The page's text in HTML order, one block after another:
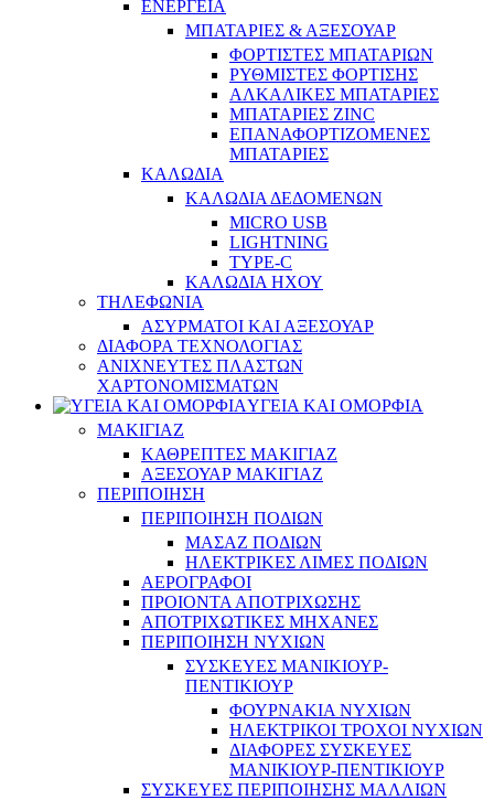
ΕΝΕΡΓΕΙΑ
ΜΠΑΤΑΡΙΕΣ & ΑΞΕΣΟΥΑΡ
ΦΟΡΤΙΣΤΕΣ ΜΠΑΤΑΡΙΩΝ
ΡΥΘΜΙΣΤΕΣ ΦΟΡΤΙΣΗΣ
ΑΛΚΑΛΙΚΕΣ ΜΠΑΤΑΡΙΕΣ
ΜΠΑΤΑΡΙΕΣ ZINC
ΕΠΑΝΑΦΟΡΤΙΖΟΜΕΝΕΣ
ΜΠΑΤΑΡΙΕΣ
ΚΑΛΩΔΙΑ
ΚΑΛΩΔΙΑ ΔΕΔΟΜΕΝΩΝ
MICRO USB
LIGHTNING
TYPE-C
ΚΑΛΩΔΙΑ ΗΧΟΥ
ΤΗΛΕΦΩΝΙΑ
ΑΣΥΡΜΑΤΟΙ ΚΑΙ ΑΞΕΣΟΥΑΡ
ΔΙΑΦΟΡΑ ΤΕΧΝΟΛΟΓΙΑΣ
ΑΝΙΧΝΕΥΤΕΣ ΠΛΑΣΤΩΝ
ΧΑΡΤΟΝΟΜΙΣΜΑΤΩΝ
ΥΓΕΙΑ ΚΑΙ ΟΜΟΡΦΙΑ
ΜΑΚΙΓΙΑΖ
ΚΑΘΡΕΠΤΕΣ ΜΑΚΙΓΙΑΖ
ΑΞΕΣΟΥΑΡ ΜΑΚΙΓΙΑΖ
ΠΕΡΙΠΟΙΗΣΗ
ΠΕΡΙΠΟΙΗΣΗ ΠΟΔΙΩΝ
ΜΑΣΑΖ ΠΟΔΙΩΝ
ΗΛΕΚΤΡΙΚΕΣ ΛΙΜΕΣ ΠΟΔΙΩΝ
ΑΕΡΟΓΡΑΦΟΙ
ΠΡΟΙΟΝΤΑ ΑΠΟΤΡΙΧΩΣΗΣ
ΑΠΟΤΡΙΧΩΤΙΚΕΣ ΜΗΧΑΝΕΣ
ΠΕΡΙΠΟΙΗΣΗ ΝΥΧΙΩΝ
ΣΥΣΚΕΥΕΣ ΜΑΝΙΚΙΟΥΡ-
ΠΕΝΤΙΚΙΟΥΡ
ΦΟΥΡΝΑΚΙΑ ΝΥΧΙΩΝ
ΗΛΕΚΤΡΙΚΟΙ ΤΡΟΧΟΙ ΝΥΧΙΩΝ
ΔΙΑΦΟΡΕΣ ΣΥΣΚΕΥΕΣ
ΜΑΝΙΚΙΟΥΡ-ΠΕΝΤΙΚΙΟΥΡ
ΣΥΣΚΕΥΕΣ ΠΕΡΙΠΟΙΗΣΗΣ ΜΑΛΛΙΩΝ